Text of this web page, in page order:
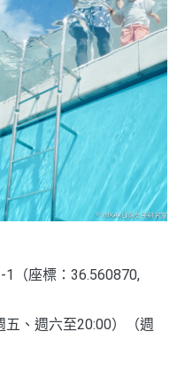
（座標：36.560870,
、週六至20:00）（週